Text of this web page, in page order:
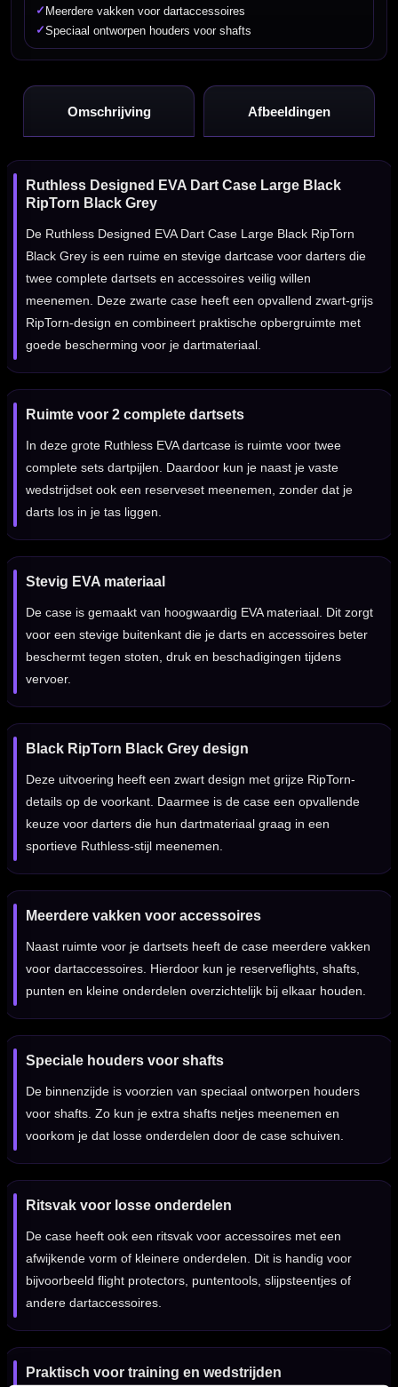
✓ Meerdere vakken voor dartaccessoires
✓Speciaal ontworpen houders voor shafts
Omschrijving Afbeeldingen
Ruthless Designed EVA Dart Case Large Black
RipTorn Black Grey
De Ruthless Designed EVA Dart Case Large Black RipTorn
Black Grey is een ruime en stevige dartcase voor darters die
twee complete dartsets en accessoires veilig willen
meenemen. Deze zwarte case heeft een opvallend zwart-grijs
RipTorn-design en combineert praktische opbergruimte met
goede bescherming voor je dartmateriaal.
Ruimte voor 2 complete dartsets
In deze grote Ruthless EVA dartcase is ruimte voor twee
complete sets dartpijlen. Daardoor kun je naast je vaste
wedstrijdset ook een reserveset meenemen, zonder dat je
darts los in je tas liggen.
Stevig EVA materiaal
De case is gemaakt van hoogwaardig EVA materiaal. Dit zorgt
voor een stevige buitenkant die je darts en accessoires beter
beschermt tegen stoten, druk en beschadigingen tijdens
vervoer.
Black RipTorn Black Grey design
Deze uitvoering heeft een zwart design met grijze RipTorn-
details op de voorkant. Daarmee is de case een opvallende
keuze voor darters die hun dartmateriaal graag in een
sportieve Ruthless-stijl meenemen.
Meerdere vakken voor accessoires
Naast ruimte voor je dartsets heeft de case meerdere vakken
voor dartaccessoires. Hierdoor kun je reserveflights, shafts,
punten en kleine onderdelen overzichtelijk bij elkaar houden.
Speciale houders voor shafts
De binnenzijde is voorzien van speciaal ontworpen houders
voor shafts. Zo kun je extra shafts netjes meenemen en
voorkom je dat losse onderdelen door de case schuiven.
Ritsvak voor losse onderdelen
De case heeft ook een ritsvak voor accessoires met een
afwijkende vorm of kleinere onderdelen. Dit is handig voor
bijvoorbeeld flight protectors, puntentools, slijpsteentjes of
andere dartaccessoires.
Praktisch voor training en wedstrijden